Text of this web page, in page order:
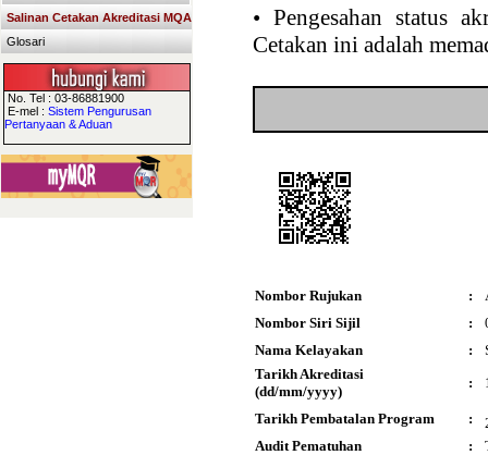
Salinan Cetakan Akreditasi MQA
Glosari
No. Tel : 03-86881900
E-mel : Sistem Pengurusan
Pertanyaan & Aduan
• Pengesahan status
Cetakan ini adalah
Nombor Rujukan :
Nombor Siri Sijil
:
Nama Kelayakan
:
Tarikh Akreditasi
(dd/mm/yyyy)
:
Tarikh Pembatalan Program :
Audit Pematuhan
: